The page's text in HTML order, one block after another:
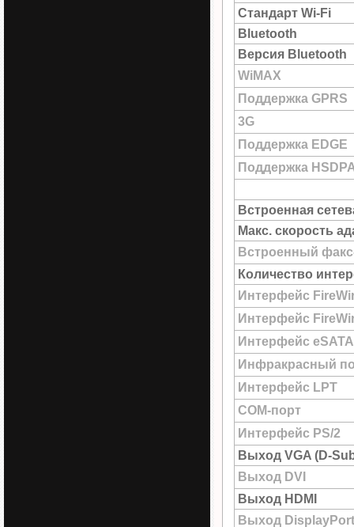
Стандарт Wi-Fi
Bluetooth
Версия Bluetooth
WiMAX
Поддержка GPRS
3G
Поддержка EDGE
Поддержка
Встроенная
Макс. скорость
Встроенный
Количество
Интерфейс
Интерфейс
Интерфейс eSATA
Инфракрасный
Интерфейс LPT
COM-порт
Интерфейс PS/2
Выход VGA (D-
Выход DVI
Выход HDMI
Выход DisplayPort